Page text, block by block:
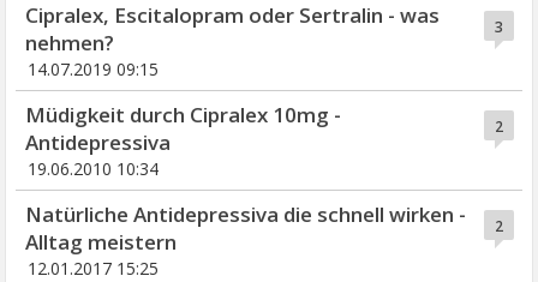
3
Cipralex, Escitalopram oder Sertralin - was
nehmen?
14.07.2019 09:15
2
Müdigkeit durch Cipralex 10mg -
Antidepressiva
19.06.2010 10:34
2
Natürliche Antidepressiva die schnell wirken -
Alltag meistern
12.01.2017 15:25